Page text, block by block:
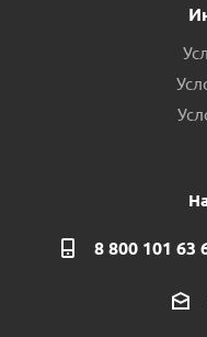
8 800 101 63